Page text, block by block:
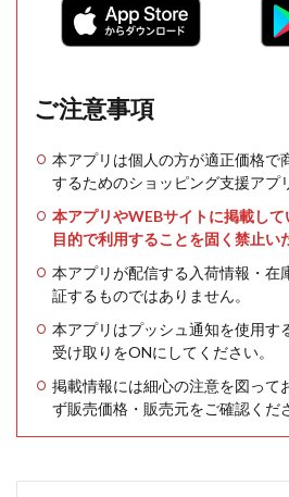
ご注意事項
本アプリは個人の方が適正価格で
するためのショッピング支援アプ
本アプリやWEBサイトに掲載し
目的で利用することを固く禁止い
本アプリが配信する入荷情報・在
証するものではありません。
本アプリはプッシュ通知を使用す
受け取りをONにしてください。
掲載情報には細心の注意を図って
ず販売価格・販売元をご確認くだ